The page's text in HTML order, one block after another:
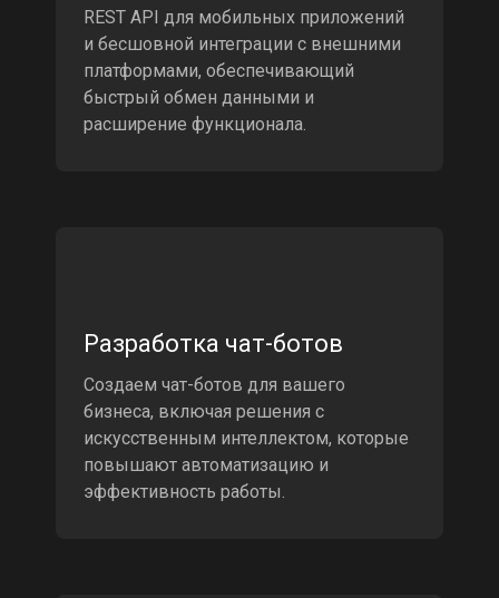
REST API для мобильных приложений
и бесшовной интеграции с внешними
платформами, обеспечивающий
быстрый обмен данными и
расширение функционала.
Разработка чат-ботов
Создаем чат-ботов для вашего
бизнеса, включая решения с
искусственным интеллектом, которые
повышают автоматизацию и
эффективность работы.